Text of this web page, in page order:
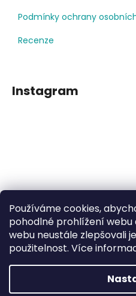
Používáme cookies,
pohodlné prohlížení webu
webu neustále zlepšovali
použitelnost. Více
Podmínky ochrany
Recenze
Instagram
Sledovat
Facebook